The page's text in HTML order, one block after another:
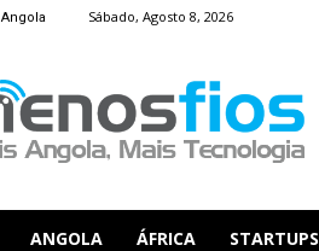
Angola Sábado, Agosto 8, 2026
Fios
ANGOLA ÁFRICA STARTUPS